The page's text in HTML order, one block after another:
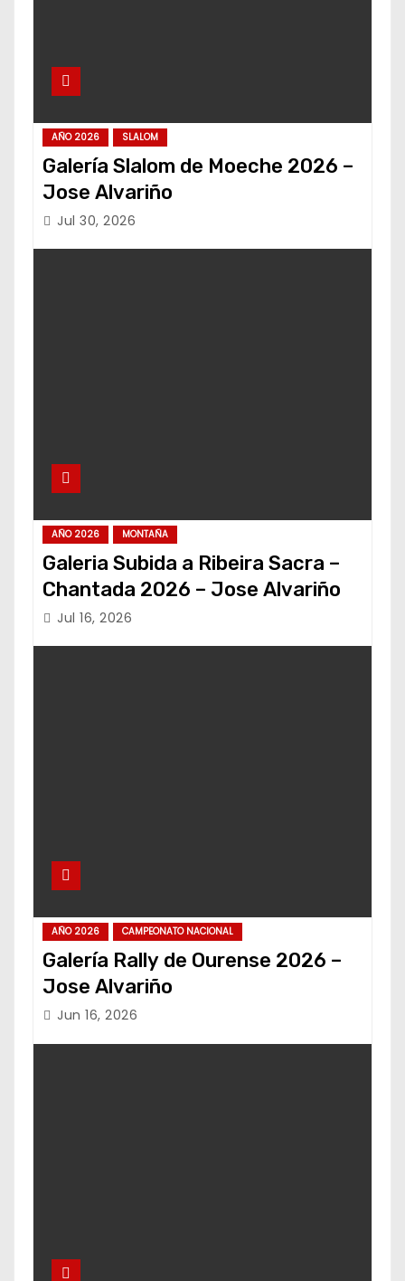
AÑO 2026 SLALOM
Galería Slalom de Moeche 2026 –
Jose Alvariño
Jul 30, 2026
AÑO 2026 MONTAÑA
Galeria Subida a Ribeira Sacra –
Chantada 2026 – Jose Alvariño
Jul 16, 2026
AÑO 2026 CAMPEONATO NACIONAL
Galería Rally de Ourense 2026 –
Jose Alvariño
Jun 16, 2026